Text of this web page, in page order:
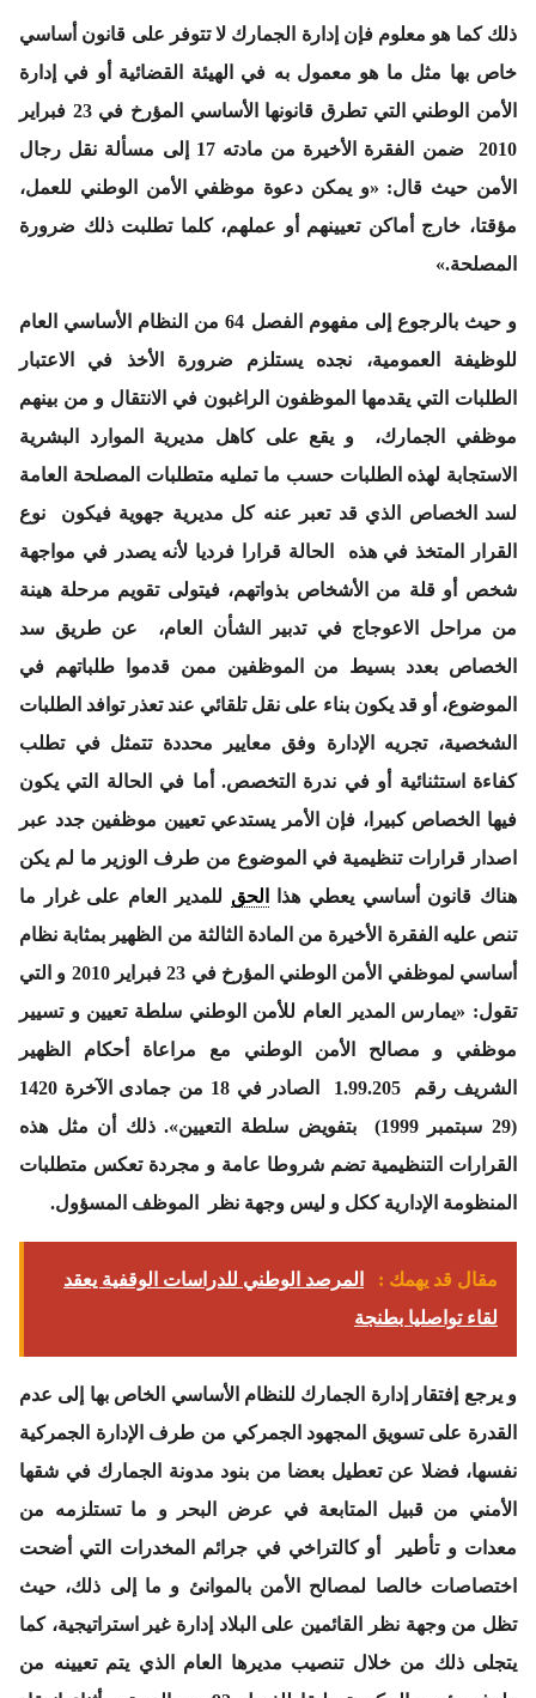
ذلك كما هو معلوم فإن إدارة الجمارك لا تتوفر على قانون أساسي
خاص بها مثل ما هو معمول به في الهيئة القضائية أو في إدارة
الأمن الوطني التي تطرق قانونها الأساسي المؤرخ في 23 فبراير
2010 ضمن الفقرة الأخيرة من مادته 17 إلى مسألة نقل رجال
الأمن حيث قال: «و يمكن دعوة موظفي الأمن الوطني للعمل،
مؤقتا، خارج أماكن تعيينهم أو عملهم، كلما تطلبت ذلك ضرورة
المصلحة.»
و حيث بالرجوع إلى مفهوم الفصل 64 من النظام الأساسي العام
للوظيفة العمومية، نجده يستلزم ضرورة الأخذ في الاعتبار
الطلبات التي يقدمها الموظفون الراغبون في الانتقال و من بينهم
موظفي الجمارك، و يقع على كاهل مديرية الموارد البشرية
الاستجابة لهذه الطلبات حسب ما تمليه متطلبات المصلحة العامة
لسد الخصاص الذي قد تعبر عنه كل مديرية جهوية فيكون نوع
القرار المتخذ في هذه الحالة قرارا فرديا لأنه يصدر في مواجهة
شخص أو قلة من الأشخاص بذواتهم، فيتولى تقويم مرحلة هينة
من مراحل الاعوجاج في تدبير الشأن العام، عن طريق سد
الخصاص بعدد بسيط من الموظفين ممن قدموا طلباتهم في
الموضوع، أو قد يكون بناء على نقل تلقائي عند تعذر توافد الطلبات
الشخصية، تجريه الإدارة وفق معايير محددة تتمثل في تطلب
كفاءة استثنائية أو في ندرة التخصص. أما في الحالة التي يكون
فيها الخصاص كبيرا، فإن الأمر يستدعي تعيين موظفين جدد عبر
اصدار قرارات تنظيمية في الموضوع من طرف الوزير ما لم يكن
هناك قانون أساسي يعطي هذا
الحق للمدير العام على غرار ما
تنص عليه الفقرة الأخيرة من المادة الثالثة من الظهير بمثابة نظام
أساسي لموظفي الأمن الوطني المؤرخ في 23 فبراير 2010 و التي
تقول: «يمارس المدير العام للأمن الوطني سلطة تعيين و تسيير
موظفي و مصالح الأمن الوطني مع مراعاة أحكام الظهير
الشريف رقم 1.99.205 الصادر في 18 من جمادى الآخرة 1420
(29 سبتمبر 1999) بتفويض سلطة التعيين». ذلك أن مثل هذه
القرارات التنظيمية تضم شروطا عامة و مجردة تعكس متطلبات
المنظومة الإدارية ككل و ليس وجهة نظر الموظف المسؤول.
مقال قد يهمك :
المرصد الوطني للدراسات الوقفية يعقد
لقاء تواصليا بطنجة
و يرجع إفتقار إدارة الجمارك للنظام الأساسي الخاص بها إلى عدم
القدرة على تسويق المجهود الجمركي من طرف الإدارة الجمركية
نفسها، فضلا عن تعطيل بعضا من بنود مدونة الجمارك في شقها
الأمني من قبيل المتابعة في عرض البحر و ما تستلزمه من
معدات و تأطير أو كالتراخي في جرائم المخدرات التي أضحت
اختصاصات خالصا لمصالح الأمن بالموانئ و ما إلى ذلك، حيث
تظل من وجهة نظر القائمين على البلاد إدارة غير استراتيجية، كما
يتجلى ذلك من خلال تنصيب مديرها العام الذي يتم تعيينه من